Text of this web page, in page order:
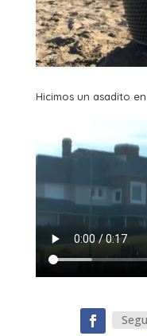
Hicimos un asadito